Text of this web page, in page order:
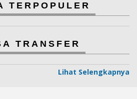
TERPOPULER
TRANSFER
Lihat Selengkapnya